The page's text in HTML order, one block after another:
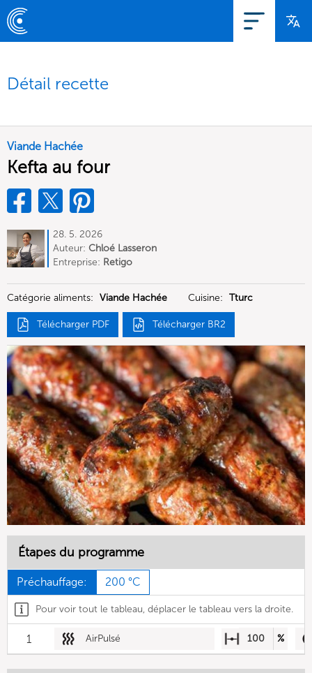
Détail recette
Viande Hachée
Kefta au four
28. 5. 2026
Auteur: Chloé Lasseron
Entreprise: Retigo
Catégorie aliments: Viande Hachée Cuisine: Tturc
Télécharger PDF Télécharger BR2
Étapes du programme
Préchauffage: 200 °C
Pour voir tout le tableau, déplacer le tableau vers la droite.
1 AirPulsé 100 %